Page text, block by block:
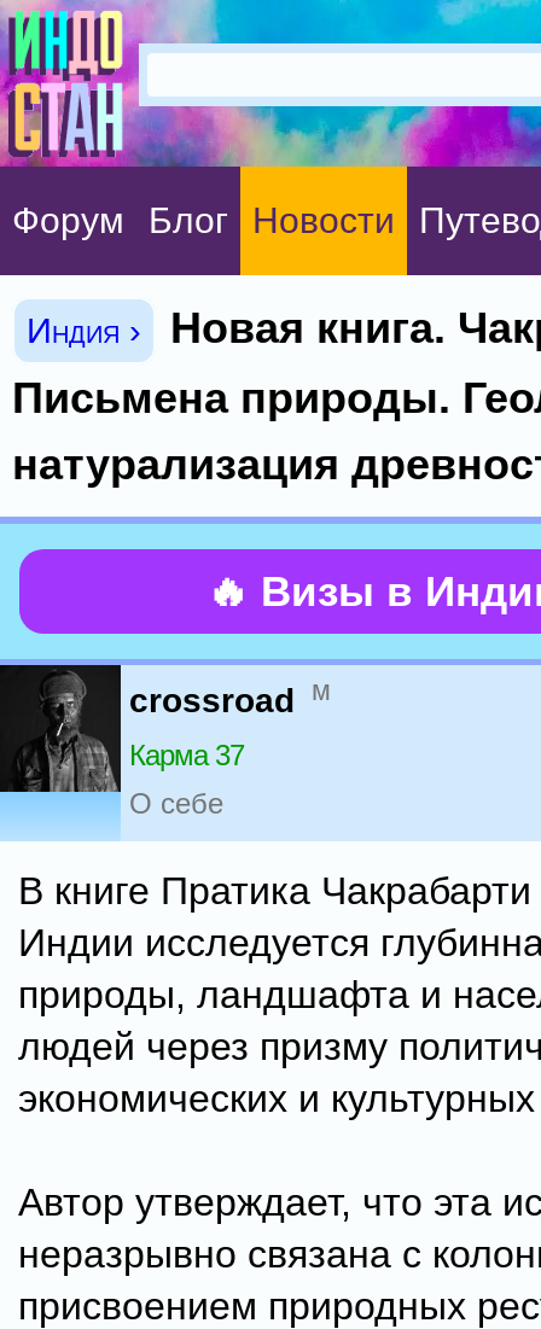
Форум Блог Новости
Индия ›
Новая книга.
Письмена природы.
натурализация
🔥 Визы в
crossroad м
Карма 37
О себе
В книге Пратика
Индии исследуется
природы, ландшафта и
людей через призму
экономических и
Автор утверждает, что эта
неразрывно связана с
присвоением природных